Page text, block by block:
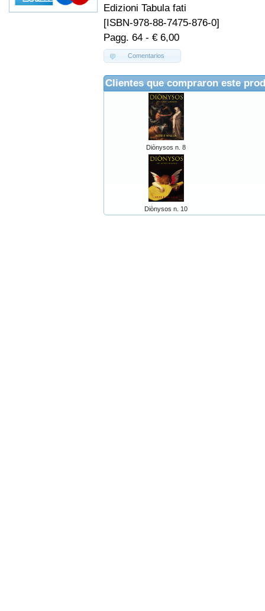
Edizioni Tabula fati
[ISBN-978-88-7475-876-0]
Pagg. 64 - € 6,00
Comentarios
Clientes que compraron este
Diònysos n. 8
Diònysos n. 10